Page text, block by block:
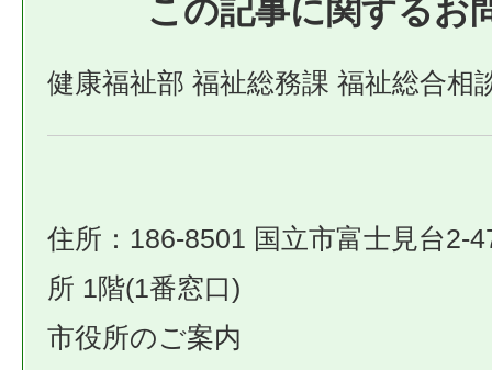
この記事に関するお
健康福祉部 福祉総務課 福祉総合相
住所：186-8501 国立市富士見台2-
所 1階(1番窓口)
市役所のご案内